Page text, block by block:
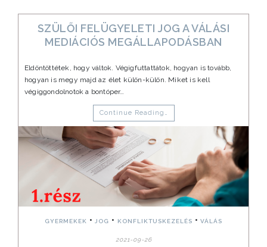
SZÜLŐI FELÜGYELETI JOG A VÁLÁSI
MEDIÁCIÓS MEGÁLLAPODÁSBAN
Eldöntöttétek, hogy váltok. Végigfuttattátok, hogyan is tovább,
hogyan is megy majd az élet külön-külön. Miket is kell
végiggondolnotok a bontóper…
Continue Reading…
GYERMEKEK •JOG • KONFLIKTUSKEZELÉS •VÁLÁS
2021-09-26